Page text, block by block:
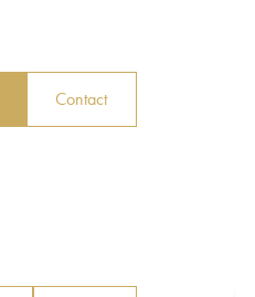
Contact